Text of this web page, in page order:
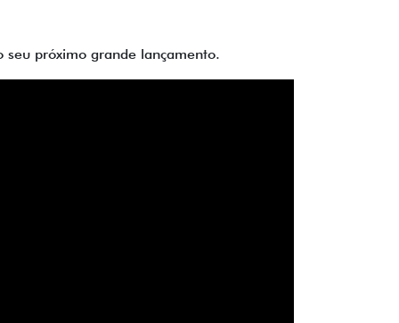
próximo grande lançamento.